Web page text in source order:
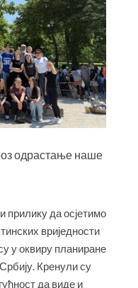
одрастање наше
прилику да осјетимо
вриједности
у оквиру планиране
Кренули су
да виде и